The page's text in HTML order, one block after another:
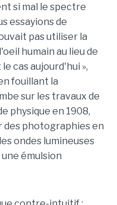
si mal le spectre
essayions de
pas utiliser la
humain au lieu de
cas aujourd'hui »,
fouillant la
sur les travaux de
physique en 1908,
des photographies en
ondes lumineuses
émulsion